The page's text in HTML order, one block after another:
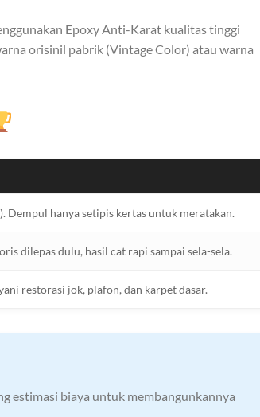
Epoxy Anti-Karat kualitas tinggi
orisinil pabrik (Vintage Color) atau warna
Dempul hanya setipis kertas untuk meratakan.
dilepas dulu, hasil cat rapi sampai sela-sela.
restorasi jok, plafon, dan karpet dasar.
estimasi biaya untuk membangunkannya